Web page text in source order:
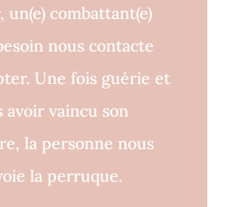
combattant(e)
nous contacte
Une fois guérie et
avoir vaincu son
la personne nous
la perruque.